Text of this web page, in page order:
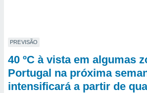
PREVISÃO
40 ºC à vista em algumas
Portugal na próxima
intensificará a partir de